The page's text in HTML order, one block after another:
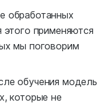
обработанных
применяются
мы поговорим
обучения модель
которые не